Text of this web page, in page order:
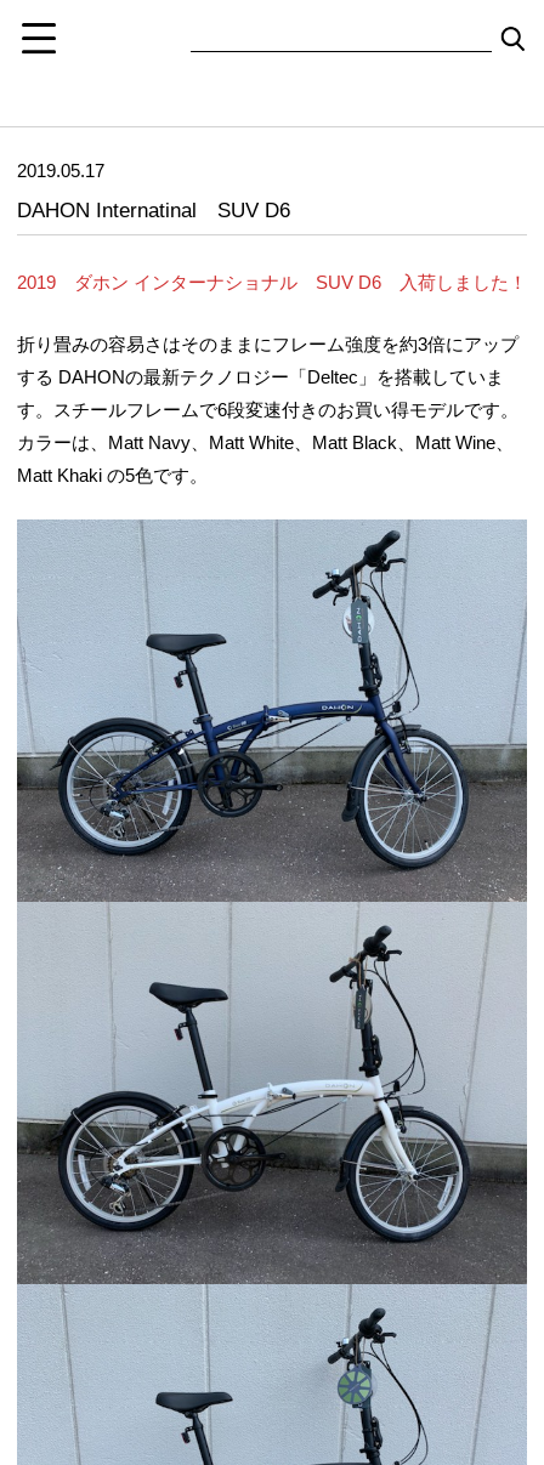
2019.05.17
DAHON Internatinal SUV D6
2019 ダホン インターナショナル SUV D6 入荷しました！
折り畳みの容易さはそのままにフレーム強度を約3倍にアップ
する DAHONの最新テクノロジー「Deltec」を搭載していま
す。スチールフレームで6段変速付きのお買い得モデルです。
カラーは、Matt Navy、Matt White、Matt Black、Matt Wine、
Matt Khaki の5色です。